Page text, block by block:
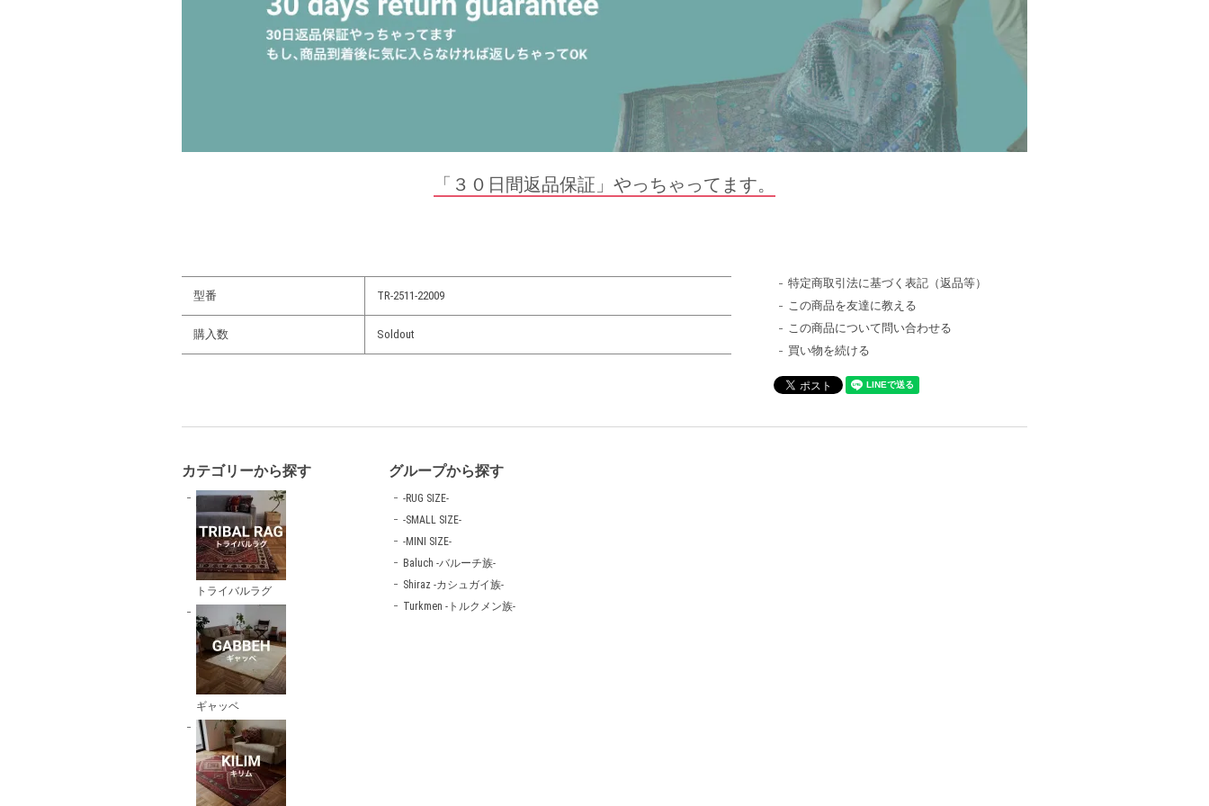
「３０日間返品保証」やっちゃってます。
型番 TR-2511-22009
購入数 Soldout
特定商取引法に基づく表記（返品等）
この商品を友達に教える
この商品について問い合わせる
買い物を続ける
カテゴリーから探す
トライバルラグ
ギャッベ
グループから探す
-RUG SIZE-
-SMALL SIZE-
-MINI SIZE-
Baluch -バルーチ族-
Shiraz -カシュガイ族-
Turkmen -トルクメン族-